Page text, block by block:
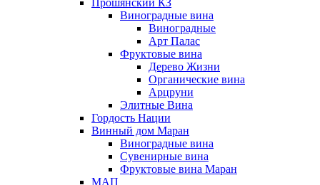
Прошянский КЗ
Виноградные вина
Виноградные
Арт Палас
Фруктовые вина
Дерево Жизни
Органические вина
Арцруни
Элитные Вина
Гордость Нации
Винный дом Маран
Виноградные вина
Сувенирные вина
Фруктовые вина Маран
МАП